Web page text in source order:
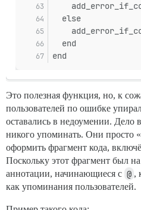
  else
  end
end
Это полезная функция, но, к
пользователей по ошибке
оставались в недоумении. Дело
никого упоминать. Они просто
оформить фрагмент кода,
Поскольку этот фрагмент был
аннотации, начинающиеся с @ ,
как упоминания пользователей.